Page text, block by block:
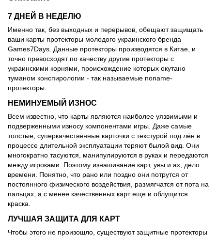
7 ДНЕЙ В НЕДЕЛЮ
Именно так, без выходных и перерывов, обещают защищать
ваши карты протекторы молодого украинского бренда
Games7Days. Данные протекторы производятся в Китае, и
точно превосходят по качеству другие протекторы с
украинскими корнями, происхождение которых окутано
туманом конспирологии - так называемые noname-
протекторы.
НЕМИНУЕМЫЙ ИЗНОС
Всем известно, что карты являются наиболее уязвимыми и
подверженными износу компонентами игры. Даже самые
толстые, суперкачественные карточки с текстурой под лён в
процессе длительной эксплуатации теряют былой вид. Они
многократно тасуются, манипулируются в руках и передаются
между игроками. Поэтому изнашивание карт, увы и ах, дело
времени. Понятно, что рано или поздно они потрутся от
постоянного физического воздействия, размягчатся от пота на
пальцах, а с менее качественных карт еще и облущится
краска.
ЛУЧШАЯ ЗАЩИТА ДЛЯ КАРТ
Чтобы этого не произошло, существуют защитные протекторы